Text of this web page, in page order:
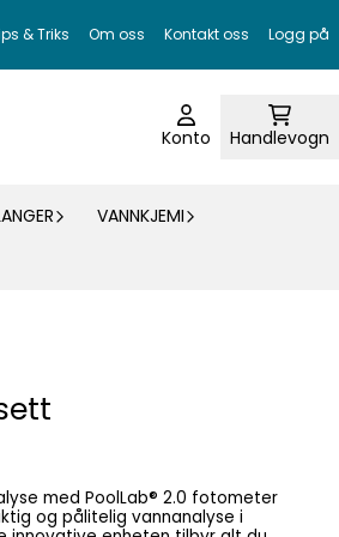
& Triks Om oss Kontakt oss Logg på
Konto Handlevogn
VANNKJEMI